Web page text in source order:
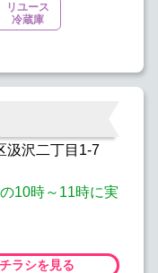
リユース
冷蔵庫
汲沢二丁目1-7
10時～11時に実
チラシを見る